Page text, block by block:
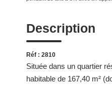
Description
Réf : 2810
Située dans un quartier
habitable de 167,40 m²